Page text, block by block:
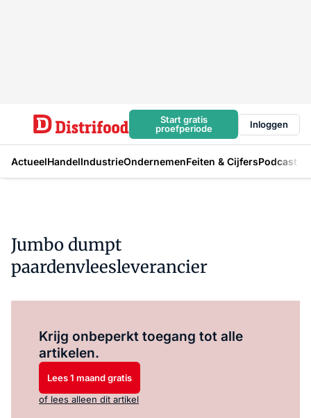
Start gratis
proefperiode
Inloggen
ActueelHandelIndustrieOndernemenFeiten & CijfersPodcast
Jumbo dumpt
paardenvleesleverancier
Krijg onbeperkt toegang tot alle
artikelen.
Lees 1 maand gratis
of lees alleen dit artikel